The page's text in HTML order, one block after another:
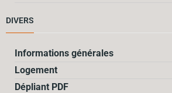
DIVERS
Informations générales
Logement
Dépliant PDF